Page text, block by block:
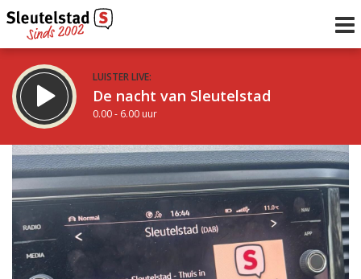
LUISTER LIVE:
De nacht van Sleutelstad
0.00 - 6.00 uur
STRAKS:
De ochtend van Sleutelstad
6.00 - 12.00 uur
Vorig uur
uur 1 van 0 Volgend uur